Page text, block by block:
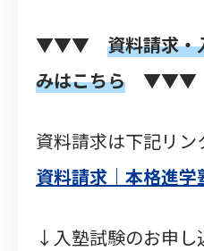
▼▼▼ 資料請求・
みはこちら ▼▼▼
資料請求は下記リン
資料請求｜本格進
↓入塾試験のお申し